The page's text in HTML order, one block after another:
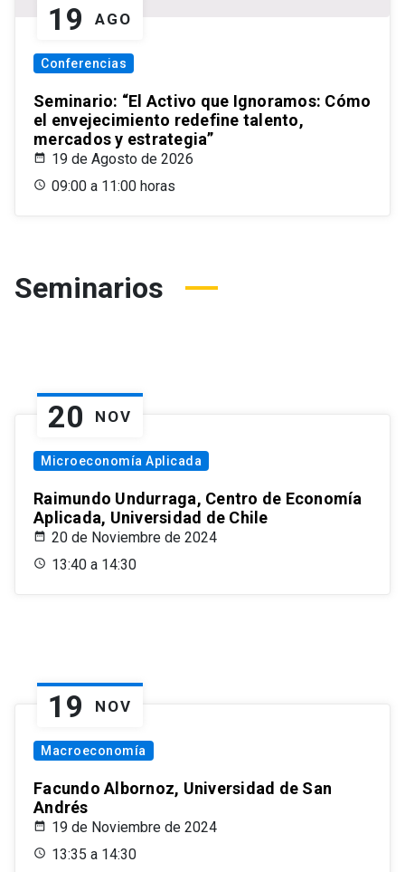
19 AGO
Conferencias
Seminario: “El Activo que Ignoramos: Cómo
el envejecimiento redefine talento,
mercados y estrategia”
19 de Agosto de 2026
09:00 a 11:00 horas
Seminarios
20 NOV
Microeconomía Aplicada
Raimundo Undurraga, Centro de Economía
Aplicada, Universidad de Chile
20 de Noviembre de 2024
13:40 a 14:30
19 NOV
Macroeconomía
Facundo Albornoz, Universidad de San
Andrés
19 de Noviembre de 2024
13:35 a 14:30